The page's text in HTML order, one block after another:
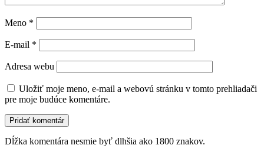
Meno *
E-mail *
Adresa webu
Uložiť moje meno, e-mail a webovú stránku v tomto prehliadači
pre moje budúce komentáre.
Dĺžka komentára nesmie byť dlhšia ako 1800 znakov.